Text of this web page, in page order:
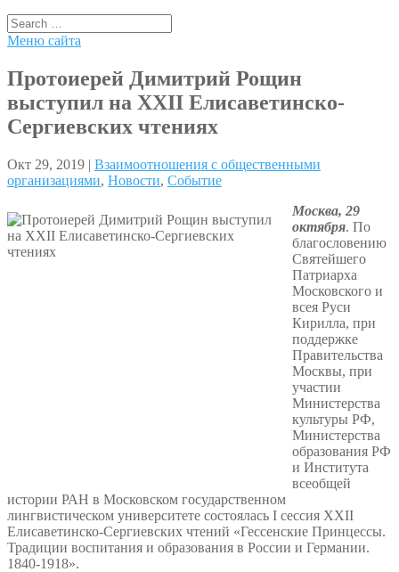
Меню сайта
Протоиерей Димитрий Рощин
выступил на XXII Елисаветинско-
Сергиевских чтениях
Окт 29, 2019 | Взаимоотношения с общественными
организациями, Новости, Событие
Москва, 29
октября. По
благословению
Святейшего
Патриарха
Московского и
всея Руси
Кирилла, при
поддержке
Правительства
Москвы, при
участии
Министерства
культуры РФ,
Министерства
образования РФ
и Института
всеобщей
истории РАН в Московском государственном
лингвистическом университете состоялась I сессия XXII
Елисаветинско-Сергиевских чтений «Гессенские Принцессы.
Традиции воспитания и образования в России и Германии.
1840-1918».